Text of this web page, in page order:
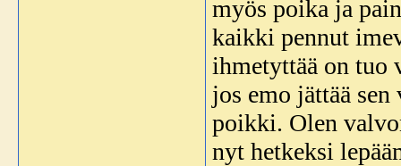
myös poika ja
kaikki pennut
ihmetyttää on tuo
jos emo jättää
poikki. Olen
nyt hetkeksi